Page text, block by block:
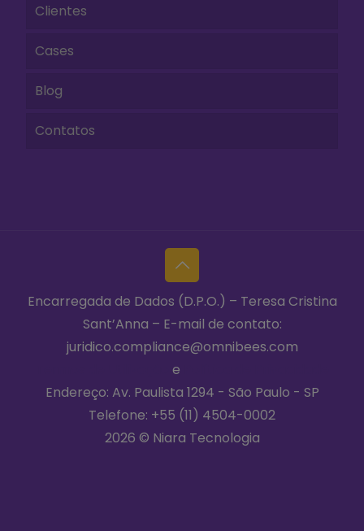
Clientes
Cases
Blog
Contatos
Encarregada de Dados (D.P.O.) – Teresa Cristina
Sant’Anna – E-mail de contato:
juridico.compliance@omnibees.com
e
Endereço: Av. Paulista 1294 - São Paulo - SP
Telefone: +55 (11) 4504-0002
2026 © Niara Tecnologia